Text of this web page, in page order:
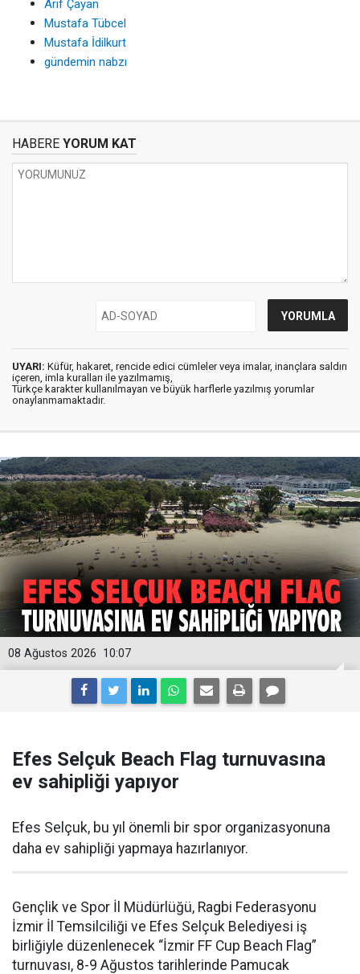
Arif Çayan
Mustafa Tübcel
Mustafa İdilkurt
gündemin nabzı
HABERE YORUM KAT
UYARI: Küfür, hakaret, rencide edici cümleler veya imalar, inançlara saldırı
içeren, imla kuralları ile yazılmamış,
Türkçe karakter kullanılmayan ve büyük harflerle yazılmış yorumlar
onaylanmamaktadır.
10:07
08 Ağustos 2026
Efes Selçuk Beach Flag turnuvasına
ev sahipliği yapıyor
Efes Selçuk, bu yıl önemli bir spor organizasyonuna
daha ev sahipliği yapmaya hazırlanıyor.
Gençlik ve Spor İl Müdürlüğü, Ragbi Federasyonu
İzmir İl Temsilciliği ve Efes Selçuk Belediyesi iş
birliğiyle düzenlenecek “İzmir FF Cup Beach Flag”
turnuvası, 8-9 Ağustos tarihlerinde Pamucak